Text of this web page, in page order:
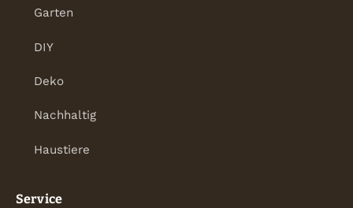
Garten
DIY
Deko
Nachhaltig
Haustiere
Service